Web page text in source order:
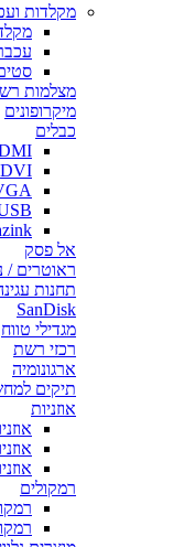
מקלדות
מצלמות
מיקרופונים
כבלים
DVI
אל פסק
ראוטרים /
תחנות
SanDisk
מגדילי טווח
רכזי רשת
ארגונומיה
תיקים
אוזניות
רמקולים